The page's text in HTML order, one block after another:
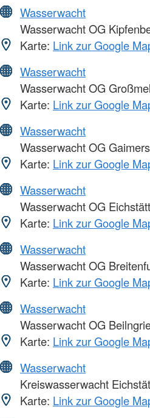
Wasserwacht
Wasserwacht OG
Karte: Link zur Google
Wasserwacht
Wasserwacht OG
Karte: Link zur Google
Wasserwacht
Wasserwacht OG
Karte: Link zur Google
Wasserwacht
Wasserwacht OG Eichstätt
Karte: Link zur Google
Wasserwacht
Wasserwacht OG
Karte: Link zur Google
Wasserwacht
Wasserwacht OG
Karte: Link zur Google
Wasserwacht
Kreiswasserwacht
Karte: Link zur Google